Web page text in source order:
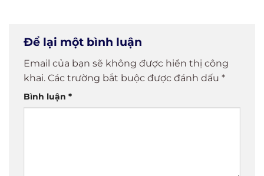
Để lại một bình luận
Email của bạn sẽ không được hiển thị công
khai. Các trường bắt buộc được đánh dấu *
Bình luận *